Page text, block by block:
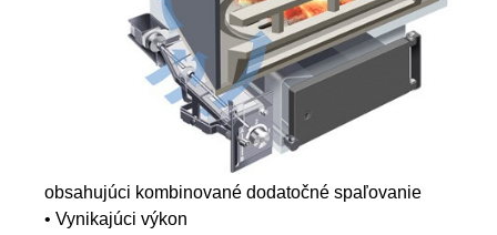
obsahujúci kombinované dodatočné spaľovanie
• Vynikajúci výkon